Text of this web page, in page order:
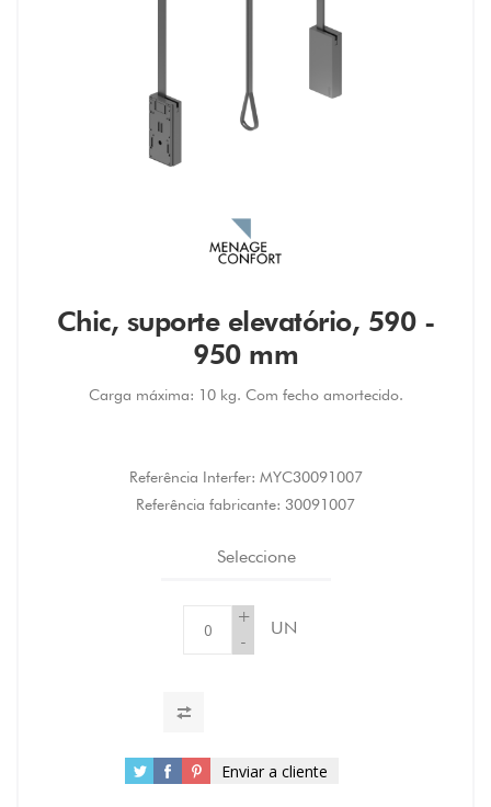
Chic, suporte elevatório, 590 -
950 mm
Carga máxima: 10 kg. Com fecho amortecido.
Referência Interfer: MYC30091007
Referência fabricante: 30091007
Seleccione
+
-
UN
Enviar a cliente